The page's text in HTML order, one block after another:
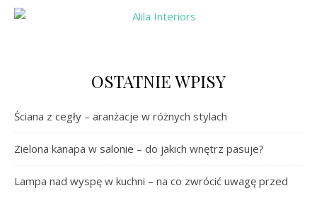
OSTATNIE WPISY
Ściana z cegły – aranżacje w różnych stylach
Zielona kanapa w salonie – do jakich wnętrz pasuje?
Lampa nad wyspę w kuchni – na co zwrócić uwagę przed